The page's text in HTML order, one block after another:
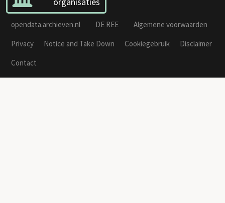
opendata.archieven.nl DE REE
Algemene voorwaarden
Privacy
Notice and Take Down Cookiegebruik
Disclaimer
Contact